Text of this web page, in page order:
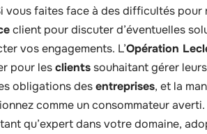
vous faites face à des difficultés pour
client pour discuter d’éventuelles
vos engagements. L’Opération
pour lesclients souhaitant gérer leurs
obligations desentreprises, et la
comme un consommateur averti.
qu’expert dans votre domaine,